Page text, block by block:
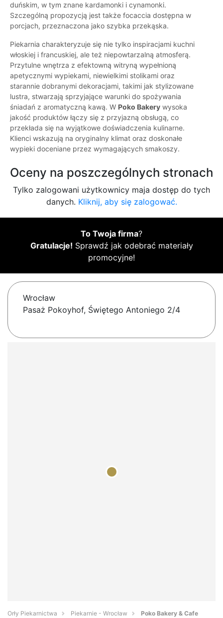
duńskim, w tym znane kardamonki i cynamonki.
Szczególną propozycją jest także focaccia dostępna w
porcjach, przeznaczona jako szybka przekąska.
Piekarnia charakteryzuje się nie tylko inspiracjami kuchni
włoskiej i francuskiej, ale też niepowtarzalną atmosferą.
Przytulne wnętrza z efektowną witryną wypełnioną
apetycznymi wypiekami, niewielkimi stolikami oraz
starannie dobranymi dekoracjami, takimi jak stylizowane
lustra, stwarzają sprzyjające warunki do spożywania
śniadań z aromatyczną kawą. W Poko Bakery wysoka
jakość produktów łączy się z przyjazną obsługą, co
przekłada się na wyjątkowe doświadczenia kulinarne.
Klienci wskazują na oryginalny klimat oraz doskonałe
wypieki doceniane przez wymagających smakoszy.
Oceny na poszczególnych stronach
Tylko zalogowani użytkownicy maja dostęp do tych
danych. Kliknij, aby się zalogować.
To Twoja firma?
Gratulacje! Sprawdź jak odebrać materiały
promocyjne!
Wrocław
Pasaż Pokoyhof, Świętego Antoniego 2/4
Orły Piekarnictwa Piekarnie - Wrocław Poko Bakery & Cafe